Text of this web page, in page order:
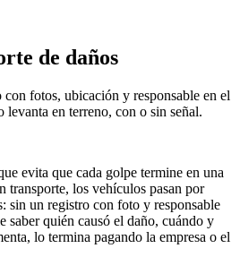
de daños
fotos, ubicación y responsable en el
en terreno, con o sin señal.
evita que cada golpe termine en una
transporte, los vehículos pasan por
sin un registro con foto y responsable
saber quién causó el daño, cuándo y
lo termina pagando la empresa o el